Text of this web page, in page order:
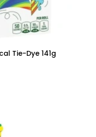
Tie-Dye 141g